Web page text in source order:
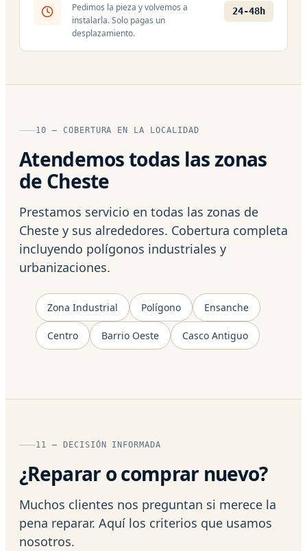
Pedimos la pieza y volvemos a
instalarla. Solo pagas un
desplazamiento.
24-48h
10 — COBERTURA EN LA LOCALIDAD
Atendemos todas las zonas
de Cheste
Prestamos servicio en todas las zonas de
Cheste y sus alrededores. Cobertura completa
incluyendo polígonos industriales y
urbanizaciones.
Zona Industrial Polígono Ensanche
Centro Barrio Oeste Casco Antiguo
11 — DECISIÓN INFORMADA
¿Reparar o comprar nuevo?
Muchos clientes nos preguntan si merece la
pena reparar. Aquí los criterios que usamos
nosotros.